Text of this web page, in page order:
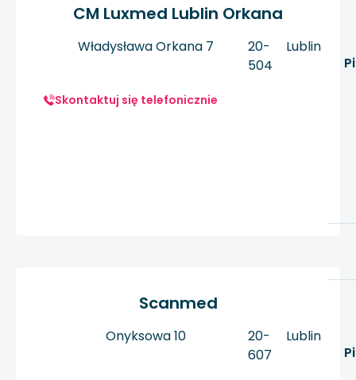
CM Luxmed Lublin Orkana
Władysława Orkana 7
20-
504
Lublin
Skontaktuj się telefonicznie
Scanmed
Onyksowa 10
20-
607
Lublin